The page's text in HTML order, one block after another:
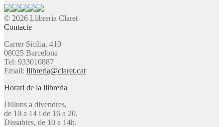
© 2026 Llibreria Claret
Contacte
Carrer Sicília, 410
08025 Barcelona
Tel: 933010887
Email: llibreria@claret.cat
Horari de la llibreria
Dilluns a divendres,
de 10 a 14 i de 16 a 20.
Dissabtes, de 10 a 14h.